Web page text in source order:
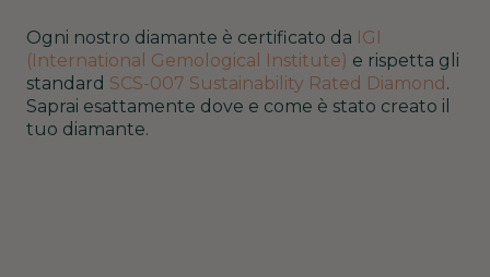
Ogni nostro diamante è certificato da IGI
(International Gemological Institute) e rispetta gli
standard SCS-007 Sustainability Rated Diamond .
Saprai esattamente dove e come è stato creato il
tuo diamante.